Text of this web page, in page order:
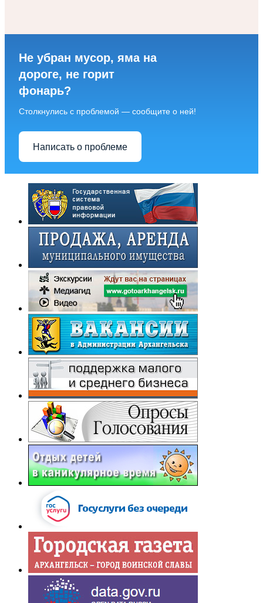
Не убран мусор, яма на
дороге, не горит
фонарь?
Столкнулись с проблемой — сообщите о ней!
Написать о проблеме